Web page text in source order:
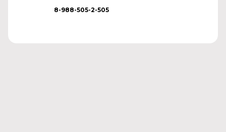
8-988-505-2-505